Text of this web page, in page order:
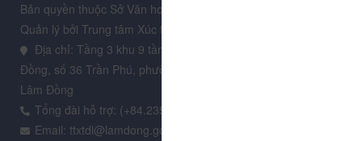
Bản quyền thuộc Sở Văn hoá, Thể thao và Du lịch Lâm Đồng.
Quản lý bởi Trung tâm Xúc tiến Du lịch Lâm Đồng
Địa chỉ: Tầng 3 khu 9 tầng, Trung tâm Hành chính tỉnh Lâm
Đồng, số 36 Trần Phú, phường Xuân Hương - Đà Lạt, tỉnh
Lâm Đồng
Tổng đài hỗ trợ: (+84.235) 3.916.961
Email: ttxtdl@lamdong.gov.vn